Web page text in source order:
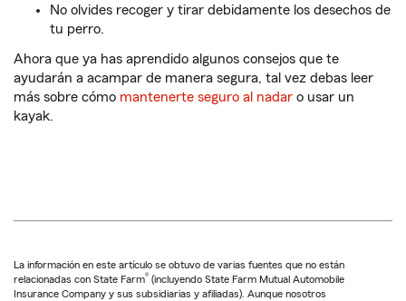
No olvides recoger y tirar debidamente los desechos de
tu perro.
Ahora que ya has aprendido algunos consejos que te
ayudarán a acampar de manera segura, tal vez debas leer
más sobre cómo mantenerte seguro al nadar o usar un
kayak.
La información en este artículo se obtuvo de varias fuentes que no están
relacionadas con State Farm® (incluyendo State Farm Mutual Automobile
Insurance Company y sus subsidiarias y afiliadas). Aunque nosotros